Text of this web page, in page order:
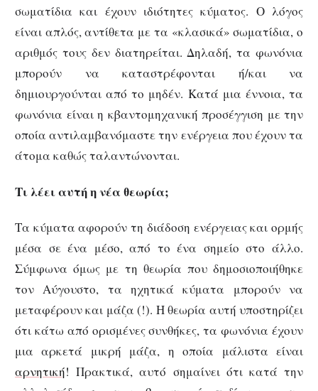
σωματίδια και έχουν ιδιότητες κύματος. Ο λόγος
είναι απλός, αντίθετα με τα «κλασικά» σωματίδια, ο
αριθμός τους δεν διατηρείται. Δηλαδή, τα φωνόνια
μπορούν να καταστρέφονται ή/και να
δημιουργούνται από το μηδέν. Κατά μια έννοια, τα
φωνόνια είναι η κβαντομηχανική προσέγγιση με την
οποία αντιλαμβανόμαστε την ενέργεια που έχουν τα
άτομα καθώς ταλαντώνονται.
Τι λέει αυτή η νέα θεωρία;
Τα κύματα αφορούν τη διάδοση ενέργειας και ορμής
μέσα σε ένα μέσο, από το ένα σημείο στο άλλο.
Σύμφωνα όμως με τη θεωρία που δημοσιοποιήθηκε
τον Αύγουστο, τα ηχητικά κύματα μπορούν να
μεταφέρουν και μάζα (!). Η θεωρία αυτή υποστηρίζει
ότι κάτω από ορισμένες συνθήκες, τα φωνόνια έχουν
μια αρκετά μικρή μάζα, η οποία μάλιστα είναι
αρνητική! Πρακτικά, αυτό σημαίνει ότι κατά την